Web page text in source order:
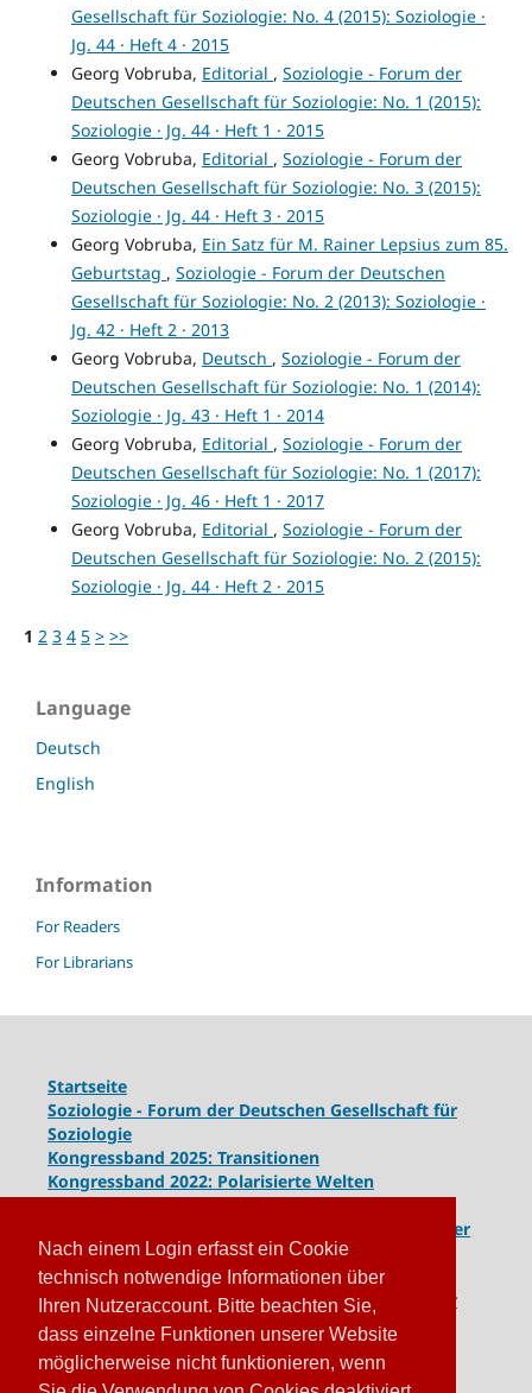
Nach einem Login erfasst ein Cookie
technisch notwendige Informationen über
Ihren Nutzeraccount. Bitte beachten Sie,
dass einzelne Funktionen unserer Website
möglicherweise nicht funktionieren, wenn
Gesellschaft für Soziologie: No. 4 (2015): Soziologie ·
Jg. 44 · Heft 4 · 2015
Georg Vobruba, Editorial , Soziologie - Forum der
Deutschen Gesellschaft für Soziologie: No. 1 (2015):
Soziologie · Jg. 44 · Heft 1 · 2015
Georg Vobruba, Editorial , Soziologie - Forum der
Deutschen Gesellschaft für Soziologie: No. 3 (2015):
Soziologie · Jg. 44 · Heft 3 · 2015
Georg Vobruba, Ein Satz für M. Rainer Lepsius zum 85.
Geburtstag , Soziologie - Forum der Deutschen
Gesellschaft für Soziologie: No. 2 (2013): Soziologie ·
Jg. 42 · Heft 2 · 2013
Georg Vobruba, Deutsch , Soziologie - Forum der
Deutschen Gesellschaft für Soziologie: No. 1 (2014):
Soziologie · Jg. 43 · Heft 1 · 2014
Georg Vobruba, Editorial , Soziologie - Forum der
Deutschen Gesellschaft für Soziologie: No. 1 (2017):
Soziologie · Jg. 46 · Heft 1 · 2017
Georg Vobruba, Editorial , Soziologie - Forum der
Deutschen Gesellschaft für Soziologie: No. 2 (2015):
Soziologie · Jg. 44 · Heft 2 · 2015
1 2 3 4 5 > >>
Language
Deutsch
English
Information
For Readers
For Librarians
Startseite
Soziologie - Forum der Deutschen Gesellschaft für
Soziologie
Kongressband 2025: Transitionen
Kongressband 2022: Polarisierte Welten
Komplexe Dynamiken globaler
und lokaler Entwicklungen
Kongressband 2016: Geschlossene Gesellschaften
Kongressband 2014: Routinen der Krise - Krise der
Routinen